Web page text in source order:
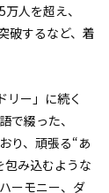
人を超え、
破するなど、着
リー」に続く
で綴った、
り、頑張る“あ
包み込むような
ーモニー、ダ